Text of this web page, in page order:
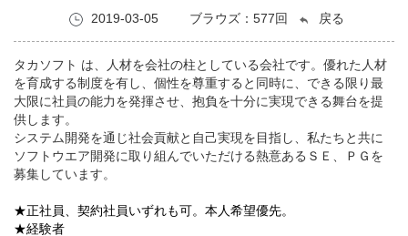
2019-03-05 ブラウズ： 577回 戻る
タカソフト は、人材を会社の柱としている会社です。優れた人材
を育成する制度を有し、個性を尊重すると同時に、できる限り最
大限に社員の能力を発揮させ、抱負を十分に実現できる舞台を提
供します。
システム開発を通じ社会貢献と自己実現を目指し、私たちと共に
ソフトウエア開発に取り組んでいただける熱意あるＳＥ、ＰＧを
募集しています。
★正社員、契約社員いずれも可。本人希望優先。
★経験者